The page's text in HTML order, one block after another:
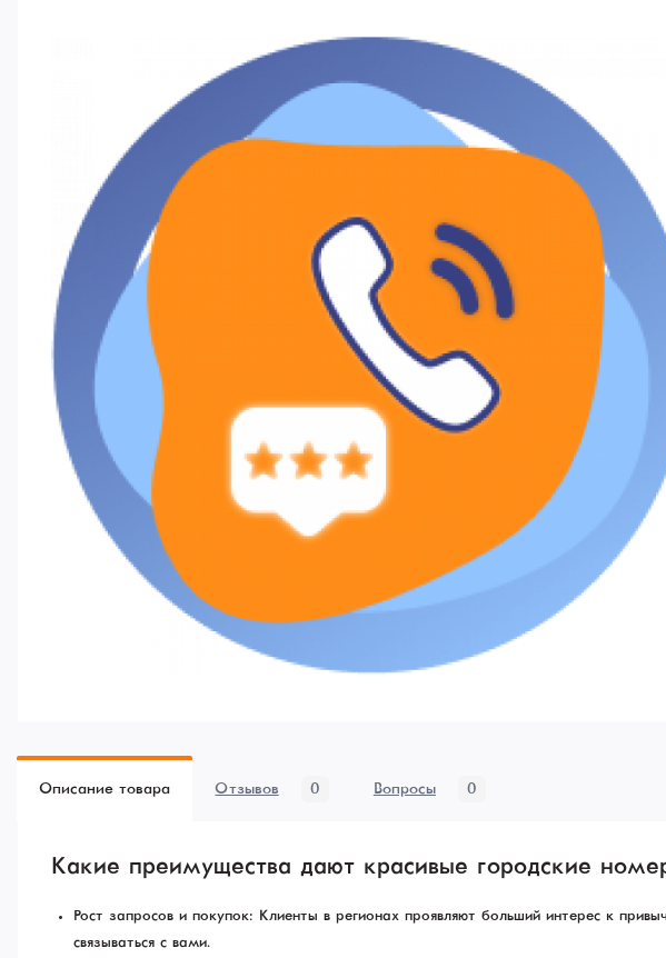
Описание товара Отзывов 0 Вопросы 0
Какие преимущества дают красивые городские
Рост запросов и покупок: Клиенты в регионах проявляют больший интерес к
связываться с вами.